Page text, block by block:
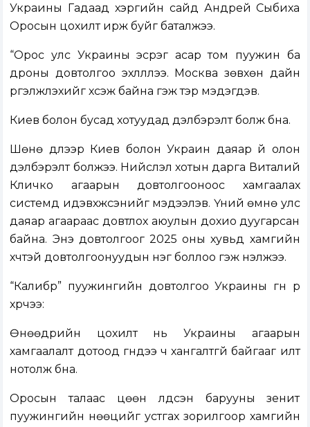
Украины Гадаад хэргийн сайд Андрей Сыбиха
Оросын цохилт ирж буйг баталжээ.
“Орос улс Украины эсрэг асар том пуужин ба
дроны довтолгоо эхлүүллээ. Москва зөвхөн дайн
үргэлжлэхийг хүсэж байна гэж тэр мэдэгдэв.
Киев болон бусад хотуудад дэлбэрэлт болж бна.
Шөнө дүлээр Киев болон Украин даяар үй олон
дэлбэрэлт болжээ. Нийслэл хотын дарга Виталий
Кличко агаарын довтолгооноос хамгаалах
системүүд идэвхжсэнийг мэдээлэв. Үүний өмнө улс
даяар агаараас довтлох аюулын дохио дуугарсан
байна. Энэ довтолгоог 2025 оны хувьд хамгийн
хүчтэй довтолгоонуудын нэг боллоо гэж үнэлжээ.
“Калибр” пуужингийн довтолгоо Украины гүн рүү
хүрчээ:
Өнөөдрийн цохилт нь Украины агаарын
хамгаалалт дотоод гүндээ ч хангалтгүй байгааг илт
нотолж бна.
Оросын талаас цөөн үлдсэн барууны зенит
пуужингийн нөөцийг устгах зорилгоор хамгийн